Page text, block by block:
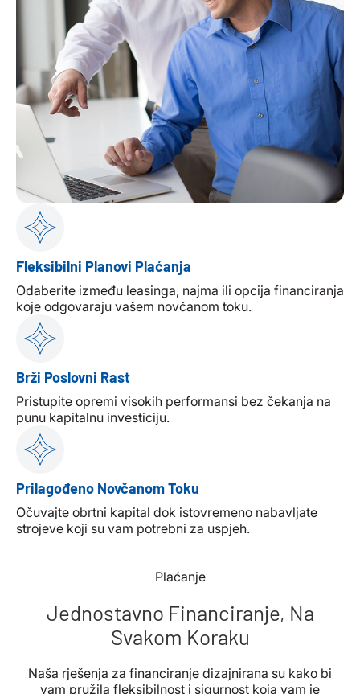
Fleksibilni Planovi Plaćanja
Odaberite između leasinga, najma ili opcija financiranja
koje odgovaraju vašem novčanom toku.
Brži Poslovni Rast
Pristupite opremi visokih performansi bez čekanja na
punu kapitalnu investiciju.
Prilagođeno Novčanom Toku
Očuvajte obrtni kapital dok istovremeno nabavljate
strojeve koji su vam potrebni za uspjeh.
Plaćanje
Jednostavno Financiranje, Na
Svakom Koraku
Naša rješenja za financiranje dizajnirana su kako bi
vam pružila fleksibilnost i sigurnost koja vam je